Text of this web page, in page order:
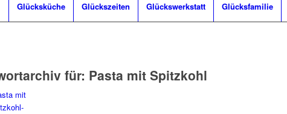
Glücksküche Glückszeiten Glückswerkstatt Glücksfamilie
für: Pasta mit Spitzkohl